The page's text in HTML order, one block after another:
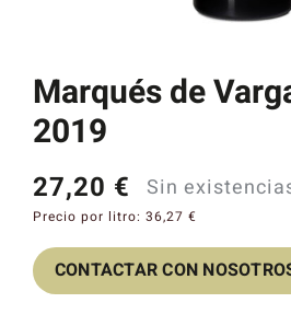
Marqués de
2019
27,20 € Sin
Precio por litro: 36,27 €
CONTACTAR CON